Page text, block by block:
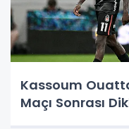
Kassoum
Maçı Sonrası